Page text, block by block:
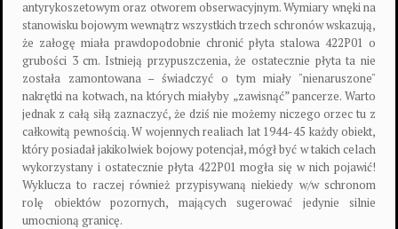
antyrykoszetowym oraz otworem obserwacyjnym. Wymiary wnęki na
stanowisku bojowym wewnątrz wszystkich trzech schronów wskazują,
że załogę miała prawdopodobnie chronić płyta stalowa 422P01 o
grubości 3 cm. Istnieją przypuszczenia, że ostatecznie płyta ta nie
została zamontowana – świadczyć o tym miały "nienaruszone"
nakrętki na kotwach, na których miałyby „zawisnąć” pancerze. Warto
jednak z całą siłą zaznaczyć, że dziś nie możemy niczego orzec tu z
całkowitą pewnością. W wojennych realiach lat 1944-45 każdy obiekt,
który posiadał jakikolwiek bojowy potencjał, mógł być w takich celach
wykorzystany i ostatecznie płyta 422P01 mogła się w nich pojawić!
Wyklucza to raczej również przypisywaną niekiedy w/w schronom
rolę obiektów pozornych, mających sugerować jedynie silnie
umocnioną granicę.